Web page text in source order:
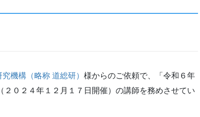
機構（略称 道総研） 様からのご依頼で、「令和６年
０２４年１２月１７日開催）の講師を務めさせてい